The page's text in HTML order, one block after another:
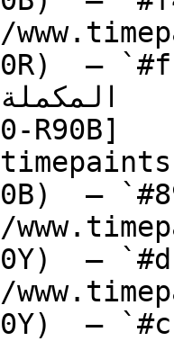
Y20R)  —
R90B]
—
—
—